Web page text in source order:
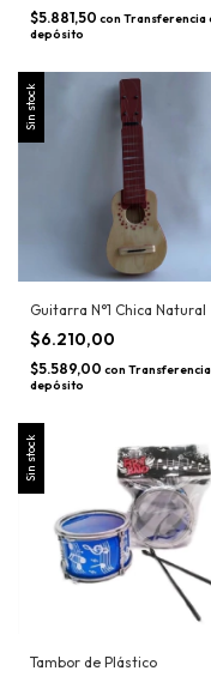
$5.881,50 con Transferencia
depósito
Sin stock
Guitarra N°1 Chica Natural
$6.210,00
$5.589,00 con
depósito
Sin stock
Tambor de Plástico